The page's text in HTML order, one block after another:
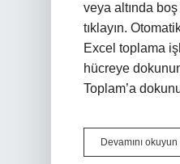
veya altında
tıklayın.
Excel toplama
hücreye
Toplam’a
Devamını okuyun